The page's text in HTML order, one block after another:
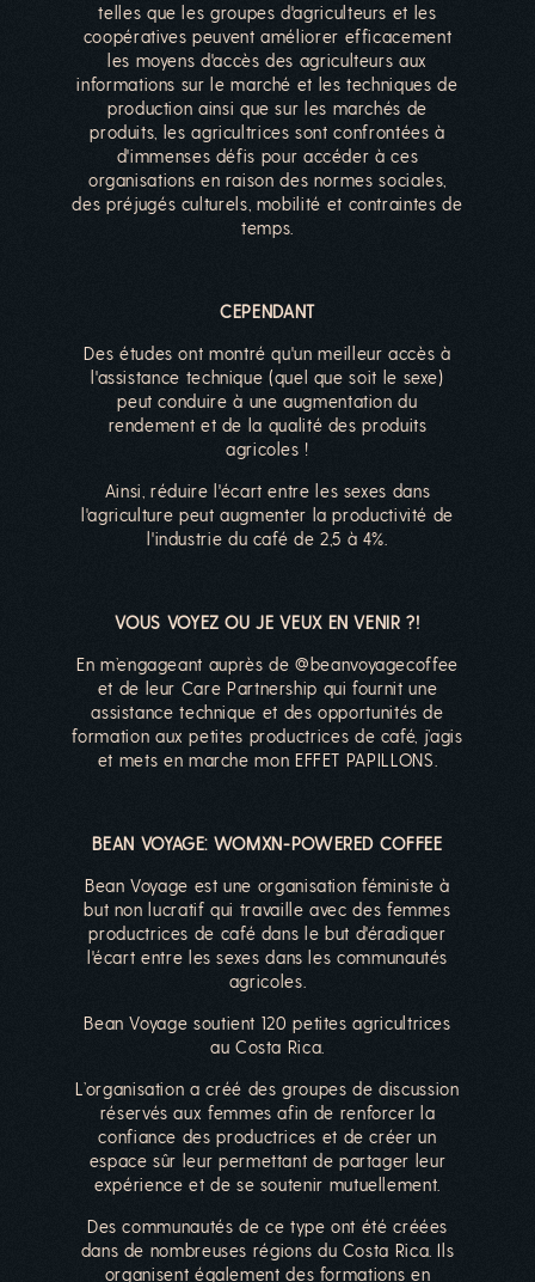
telles que les groupes d'agriculteurs et les
coopératives peuvent améliorer efficacement
les moyens d'accès des agriculteurs aux
informations sur le marché et les techniques de
production ainsi que sur les marchés de
produits, les agricultrices sont confrontées à
d'immenses défis pour accéder à ces
organisations en raison des normes sociales,
des préjugés culturels, mobilité et contraintes de
temps.
CEPENDANT
Des études ont montré qu'un meilleur accès à
l'assistance technique (quel que soit le sexe)
peut conduire à une augmentation du
rendement et de la qualité des produits
agricoles !
Ainsi, réduire l'écart entre les sexes dans
l'agriculture peut augmenter la productivité de
l'industrie du café de 2,5 à 4%.
VOUS VOYEZ OU JE VEUX EN VENIR ?!
En m’engageant auprès de @beanvoyagecoffee
et de leur Care Partnership qui fournit une
assistance technique et des opportunités de
formation aux petites productrices de café, j’agis
et mets en marche mon EFFET PAPILLONS.
BEAN VOYAGE: WOMXN-POWERED COFFEE
Bean Voyage est une organisation féministe à
but non lucratif qui travaille avec des femmes
productrices de café dans le but d'éradiquer
l'écart entre les sexes dans les communautés
agricoles.
Bean Voyage soutient 120 petites agricultrices
au Costa Rica.
L’organisation a créé des groupes de discussion
réservés aux femmes afin de renforcer la
confiance des productrices et de créer un
espace sûr leur permettant de partager leur
expérience et de se soutenir mutuellement.
Des communautés de ce type ont été créées
dans de nombreuses régions du Costa Rica. Ils
organisent également des formations en